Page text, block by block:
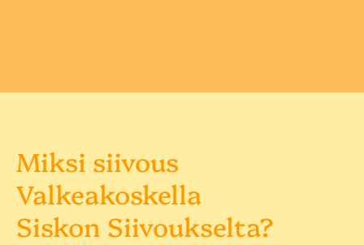
Miksi siivous
Valkeakoskella
Siskon Siivoukselta?